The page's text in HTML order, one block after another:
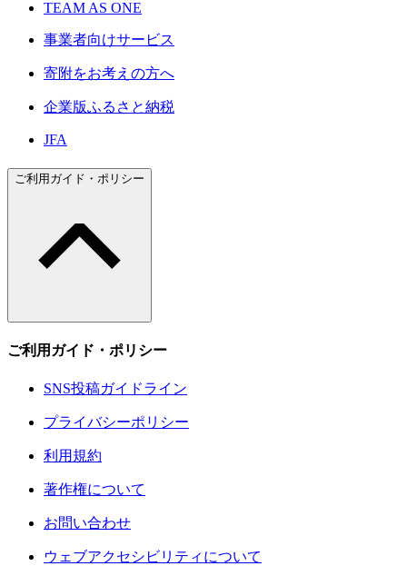
TEAM AS ONE
事業者向けサービス
寄附をお考えの方へ
企業版ふるさと納税
JFA
ご利用ガイド・ポリシー
ご利用ガイド・ポリシー
SNS投稿ガイドライン
プライバシーポリシー
利用規約
著作権について
お問い合わせ
ウェブアクセシビリティについて